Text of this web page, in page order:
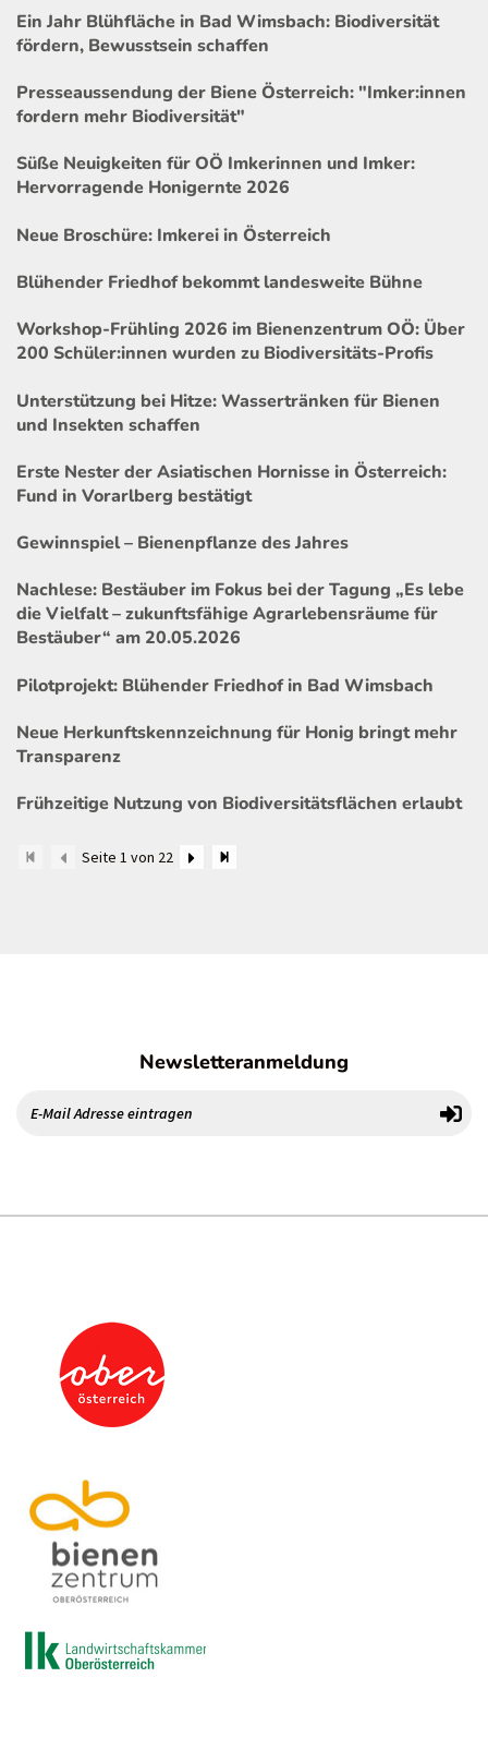
Ein Jahr Blühfläche in Bad Wimsbach: Biodiversität
fördern, Bewusstsein schaffen
Presseaussendung der Biene Österreich: "Imker:innen
fordern mehr Biodiversität"
Süße Neuigkeiten für OÖ Imkerinnen und Imker:
Hervorragende Honigernte 2026
Neue Broschüre: Imkerei in Österreich
Blühender Friedhof bekommt landesweite Bühne
Workshop-Frühling 2026 im Bienenzentrum OÖ: Über
200 Schüler:innen wurden zu Biodiversitäts-Profis
Unterstützung bei Hitze: Wassertränken für Bienen
und Insekten schaffen
Erste Nester der Asiatischen Hornisse in Österreich:
Fund in Vorarlberg bestätigt
Gewinnspiel – Bienenpflanze des Jahres
Nachlese: Bestäuber im Fokus bei der Tagung „Es lebe
die Vielfalt – zukunftsfähige Agrarlebensräume für
Bestäuber“ am 20.05.2026
Pilotprojekt: Blühender Friedhof in Bad Wimsbach
Neue Herkunftskennzeichnung für Honig bringt mehr
Transparenz
Frühzeitige Nutzung von Biodiversitätsflächen erlaubt
Seite 1 von 22
Newsletteranmeldung